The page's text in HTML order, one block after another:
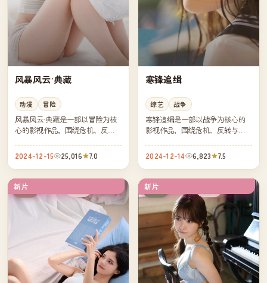
风暴风云·典藏
动漫 冒险
风暴风云·典藏是一部以冒险为核
心的影视作品，围绕危机、反转
凑，值得推荐观看。
2024-12-15 25,016 7.0
寒锋追缉
综艺 战争
寒锋追缉是一部以战争为核心的
影视作品，围绕危机、反转与人
得推荐观看。
2024-12-14 6,823 7.5
新片
美国 新片
日本